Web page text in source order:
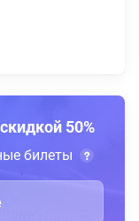
50%
билеты